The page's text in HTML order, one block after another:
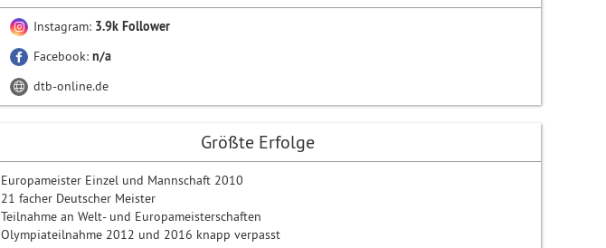
Instagram: 3.9k Follower
Facebook: n/a
dtb-online.de
Größte Erfolge
Europameister Einzel und Mannschaft 2010
21 facher Deutscher Meister
Teilnahme an Welt- und Europameisterschaften
Olympiateilnahme 2012 und 2016 knapp verpasst